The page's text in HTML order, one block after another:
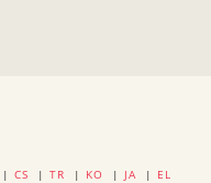
| CS | TR | KO | JA | EL